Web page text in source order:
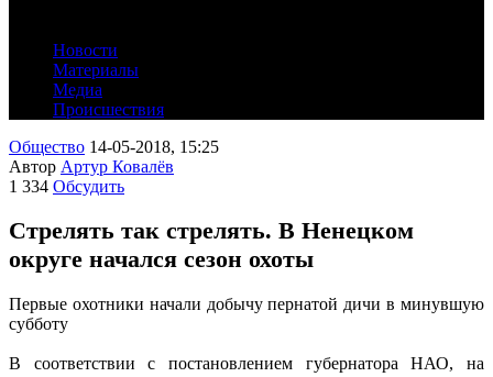
Новости
Материалы
Медиа
Происшествия
Общество 14-05-2018, 15:25
Автор Артур Ковалёв
1 334 Обсудить
Стрелять так стрелять. В Ненецком
округе начался сезон охоты
Первые охотники начали добычу пернатой дичи в минувшую
субботу
В соответствии с постановлением губернатора НАО, на